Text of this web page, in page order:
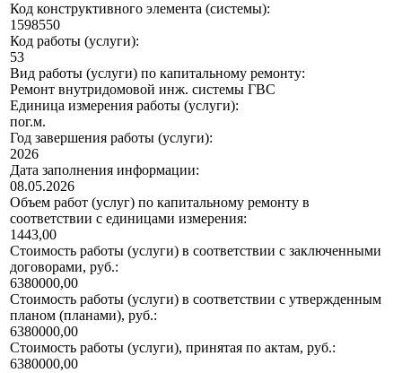
Код конструктивного элемента (системы):
1598550
Код работы (услуги):
53
Вид работы (услуги) по капитальному ремонту:
Ремонт внутридомовой инж. системы ГВС
Единица измерения работы (услуги):
пог.м.
Год завершения работы (услуги):
2026
Дата заполнения информации:
08.05.2026
Объем работ (услуг) по капитальному ремонту в
соответствии с единицами измерения:
1443,00
Стоимость работы (услуги) в соответствии с заключенными
договорами, руб.:
6380000,00
Стоимость работы (услуги) в соответствии с утвержденным
планом (планами), руб.:
6380000,00
Стоимость работы (услуги), принятая по актам, руб.:
6380000,00